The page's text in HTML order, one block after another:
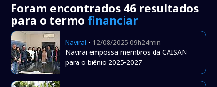
Foram encontrados 46 resultados
para o termofinanciar
Naviraí- 12/08/2025 09h24min
Naviraí empossa membros da CAISAN
para o biênio 2025-2027